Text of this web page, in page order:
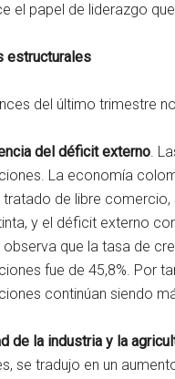
el papel de liderazgo
estructurales
del último trimestre
del déficit externo.
La economía
tratado de libre
y el déficit externo
observa que la tasa de
fue de 45,8%. Por
continúan siendo
de la industria y la
se tradujo en un